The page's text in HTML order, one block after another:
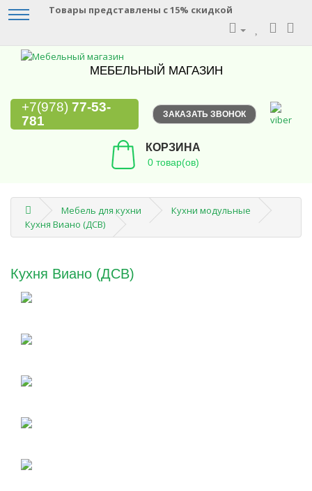
Товары представлены с 15% скидкой
МЕБЕЛЬНЫЙ МАГАЗИН
+7(978) 77-53-
781
ЗАКАЗАТЬ ЗВОНОК
КОРЗИНА
0 товар(ов)
Мебель для кухни
Кухни модульные
Кухня Виано (ДСВ)
Кухня Виано (ДСВ)